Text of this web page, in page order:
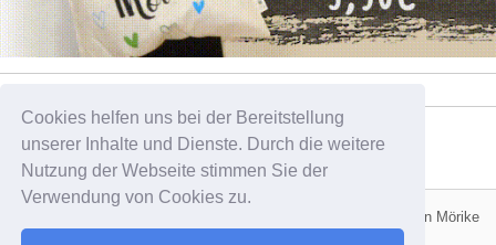
Cookies helfen uns bei der Bereitstellung
unserer Inhalte und Dienste. Durch die weitere
Nutzung der Webseite stimmen Sie der
Verwendung von Cookies zu.
Tweets by pelikan_sz
Schülerzeitung der Schülerinnen und Schüler des Evangelischen Mörike